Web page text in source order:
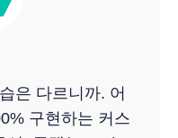
은 다르니까. 어
구현하는 커스